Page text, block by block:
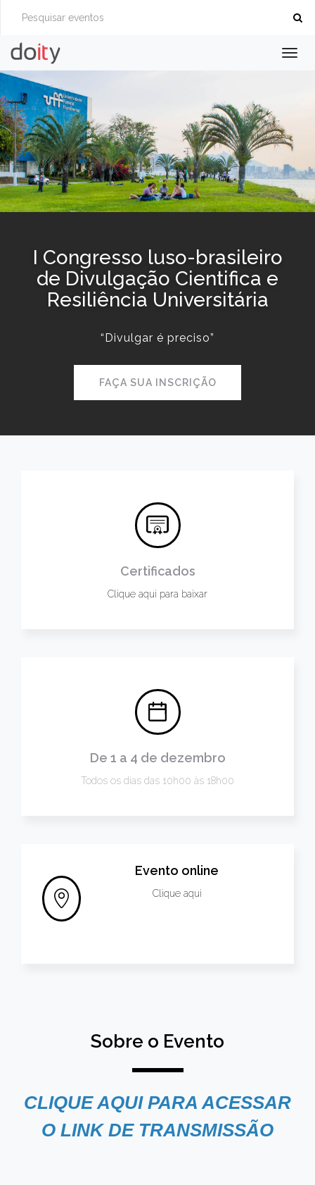
I Congresso luso-brasileiro
de Divulgação Cientifica e
Resiliência Universitária
“Divulgar é preciso”
FAÇA SUA INSCRIÇÃO
Certificados
Clique aqui para baixar
De 1 a 4 de dezembro
Todos os dias das 10h00 às 18h00
Evento online
Clique aqui
Sobre o Evento
CLIQUE AQUI PARA ACESSAR
O LINK DE TRANSMISSÃO